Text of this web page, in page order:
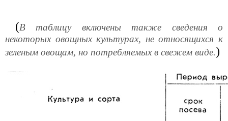
(В таблицу включены также сведения о
некоторых овощных культурах, не относящихся к
зеленым овощам, но потребляемых в свежем виде.)